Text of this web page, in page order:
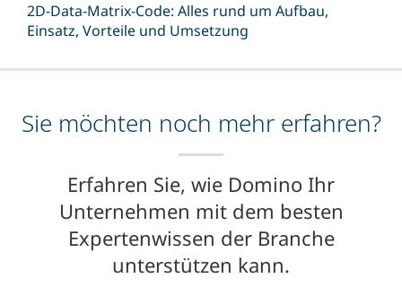
2D-Data-Matrix-Code: Alles rund um Aufbau,
Einsatz, Vorteile und Umsetzung
Sie möchten noch mehr erfahren?
Erfahren Sie, wie Domino Ihr
Unternehmen mit dem besten
Expertenwissen der Branche
unterstützen kann.